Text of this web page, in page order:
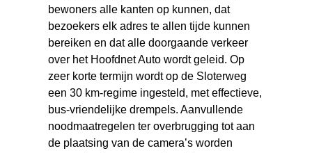
bewoners alle kanten op kunnen, dat
bezoekers elk adres te allen tijde kunnen
bereiken en dat alle doorgaande verkeer
over het Hoofdnet Auto wordt geleid. Op
zeer korte termijn wordt op de Sloterweg
een 30 km-regime ingesteld, met effectieve,
bus-vriendelijke drempels. Aanvullende
noodmaatregelen ter overbrugging tot aan
de plaatsing van de camera’s worden